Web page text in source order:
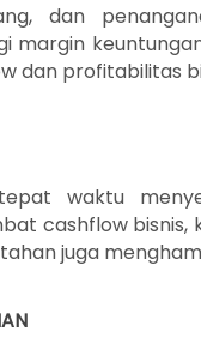
dan
margin
dan profitabilitas
waktu
cashflow bisnis,
juga